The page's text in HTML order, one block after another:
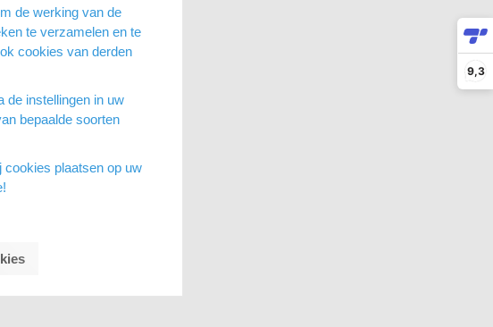
9,3
de werking van de
te verzamelen en te
cookies van derden
de instellingen in uw
bepaalde soorten
cookies plaatsen op uw